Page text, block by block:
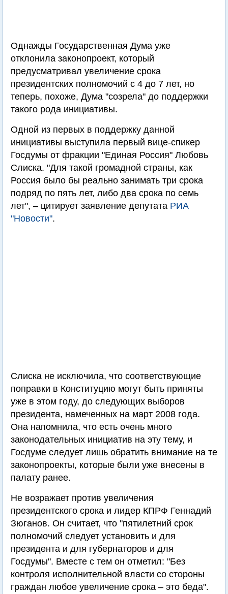
Однажды Государственная Дума уже
отклонила законопроект, который
предусматривал увеличение срока
президентских полномочий с 4 до 7 лет, но
теперь, похоже, Дума "созрела" до поддержки
такого рода инициативы.
Одной из первых в поддержку данной
инициативы выступила первый вице-спикер
Госдумы от фракции "Единая Россия" Любовь
Слиска. "Для такой громадной страны, как
Россия было бы реально занимать три срока
подряд по пять лет, либо два срока по семь
лет", – цитирует заявление депутата РИА
"Новости".
Слиска не исключила, что соответствующие
поправки в Конституцию могут быть приняты
уже в этом году, до следующих выборов
президента, намеченных на март 2008 года.
Она напомнила, что есть очень много
законодательных инициатив на эту тему, и
Госдуме следует лишь обратить внимание на те
законопроекты, которые были уже внесены в
палату ранее.
Не возражает против увеличения
президентского срока и лидер КПРФ Геннадий
Зюганов. Он считает, что "пятилетний срок
полномочий следует установить и для
президента и для губернаторов и для
Госдумы". Вместе с тем он отметил: "Без
контроля исполнительной власти со стороны
граждан любое увеличение срока – это беда".